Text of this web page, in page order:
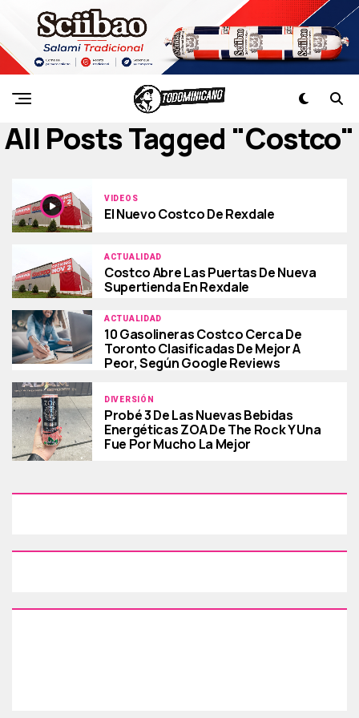
All Posts Tagged "costco"
VIDEOS
El Nuevo Costco De Rexdale
ACTUALIDAD
Costco Abre Las Puertas De Nueva
Supertienda En Rexdale
ACTUALIDAD
10 Gasolineras Costco Cerca De
Toronto Clasificadas De Mejor A
Peor, Según Google Reviews
DIVERSIÓN
Probé 3 De Las Nuevas Bebidas
Energéticas ZOA De The Rock Y Una
Fue Por Mucho La Mejor